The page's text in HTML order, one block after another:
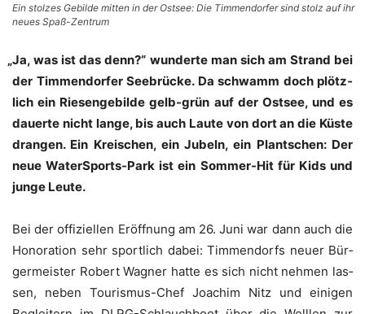
Ein stolzes Gebilde mitten in der Ostsee: Die Timmendorfer sind stolz auf ihr
neues Spaß-Zentrum
„Ja, was ist das denn?“ wun­der­te man sich am Strand bei
der Tim­men­dor­fer See­brü­cke. Da schwamm doch plötz­
lich ein Rie­sen­ge­bil­de gelb-grün auf der Ost­see, und es
dau­er­te nicht lan­ge, bis auch Lau­te von dort an die Küs­te
dran­gen. Ein Krei­schen, ein Jubeln, ein Plant­schen: Der
neue Water­Sports-Park ist ein Som­mer-Hit für Kids und
jun­ge Leute.
Bei der offi­zi­el­len Eröff­nung am 26. Juni war dann auch die
Hono­ra­ti­on sehr sport­lich dabei: Tim­men­dorfs neu­er Bür­
ger­meis­ter Robert Wag­ner hat­te es sich nicht neh­men las­
sen, neben Tou­ris­mus-Chef Joa­chim Nitz und eini­gen